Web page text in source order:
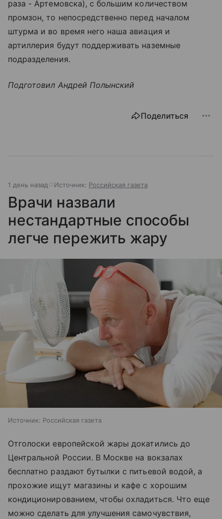
раза - Артемовска), с большим количеством
промзон, то непосредственно перед началом
штурма и во время него наша авиация и
артиллерия будут поддерживать наземные
подразделения.
Подготовил Андрей Полынский
Поделиться
1 день назад Источник: Российская газета
Врачи назвали
нестандартные способы
легче пережить жару
Источник: Российская газета
Отголоски европейской жары докатились до
Центральной России. В Москве на вокзалах
бесплатно раздают бутылки с питьевой водой, а
прохожие ищут магазины и кафе с хорошим
кондиционированием, чтобы охладиться. Что еще
можно сделать для улучшения самочувствия,